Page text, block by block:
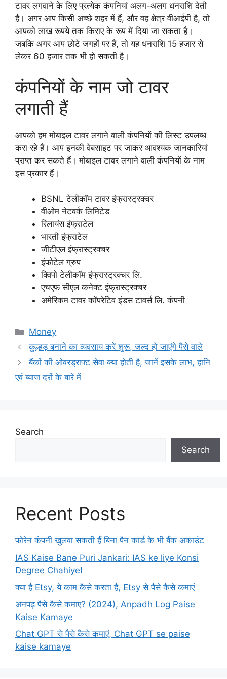
टावर लगवाने के लिए प्रत्येक कंपनियां अलग-अलग धनराशि देती
है। अगर आप किसी अच्छे शहर में हैं, और वह क्षेत्र वीआईपी है, तो
आपको लाख रूपये तक किराए के रूप में दिया जा सकता है।
जबकि अगर आप छोटे जगहों पर हैं, तो यह धनराशि 15 हजार से
लेकर 60 हजार तक भी हो सकती है।
कंपनियों के नाम जो टावर
लगाती हैं
आपको हम मोबाइल टावर लगाने वाली कंपनियों की लिस्ट उपलब्ध
करा रहे हैं। आप इनकी वेबसाइट पर जाकर आवश्यक जानकारियां
प्राप्त कर सकते हैं। मोबाइल टावर लगाने वाली कंपनियों के नाम
इस प्रकार हैं।
BSNL टेलीकॉम टावर इंफ्रास्ट्रक्चर
वीओम नेटवर्क लिमिटेड
रिलायंस इंफ्राटेल
भारती इंफ्राटेल
जीटीएल इंफ्रास्ट्रक्चर
इंफोटेल ग्रुप
क्विपो टेलीकॉम इंफ्रास्ट्रक्चर लि.
एचएफ सीएल कनेक्ट इंफ्रास्ट्रक्चर
अमेरिकम टावर कॉपरेटिव इंडस टावर्स लि. कंपनी
Categories
Money
कुल्हड़ बनाने का व्यवसाय करें शुरू, जल्द हो जाएंगे पैसे वाले
बैंकों की ओवरड्राफ्ट सेवा क्या होती है, जानें इसके लाभ, हानि
एवं ब्याज दरों के बारे में
Search
Search
Recent Posts
फोरेन कंपनी खुलवा सकती हैं बिना पैन कार्ड के भी बैंक अकाउंट
IAS Kaise Bane Puri Jankari: IAS ke liye Konsi
Degree ChahiyeI
क्या है Etsy, ये काम कैसे करता है, Etsy से पैसे कैसे कमाएं
अनपढ़ पैसे कैसे कमाए? (2024), Anpadh Log Paise
Kaise Kamaye
Chat GPT से पैसे कैसे कमाएं, Chat GPT se paise
kaise kamaye